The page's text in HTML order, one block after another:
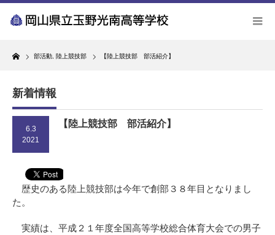
Home
部活動 陸上競技部 【陸上競技部 部活紹介】
新着情報
6.3
2021
【陸上競技部 部活紹介】
歴史のある陸上競技部は今年で創部３８年目となりまし
た。
実績は、平成２１年度全国高等学校総合体育大会での男子